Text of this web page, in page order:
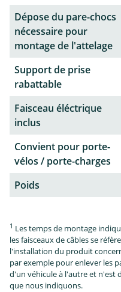
Dépose du pare-chocs
nécessaire pour
montage de l'attelage
Support de prise
rabattable
Faisceau éléctrique
inclus
Convient pour porte-
vélos / porte-charges
Poids
1 Les temps de montage
les faisceaux de câbles se
l'installation du produit
par exemple pour enlever les
d'un véhicule à l'autre et n'est
que nous indiquons.